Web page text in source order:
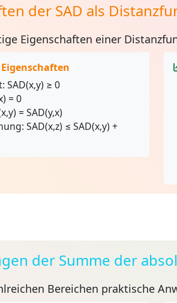
der SAD als
Eigenschaften einer
SAD(x,y) ≥ 0
= 0
= SAD(y,x)
SAD(x,z) ≤ SAD(x,y) +
der Summe der
Bereichen praktische